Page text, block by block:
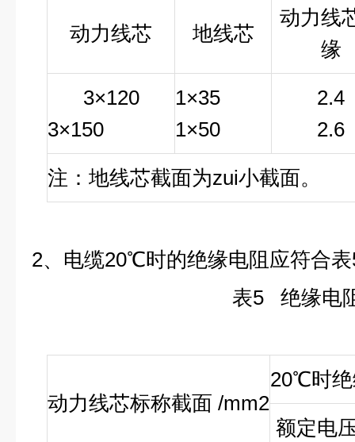
动力线芯 地线芯
动力线
缘
3×120
3×150
1×35
1×50
2.4
2.6
注：地线芯截面为zui小截面。
2、电缆20℃时的绝缘电阻应符合表
表5 绝缘电
动力线芯标称截面 /mm2
20℃时
额定电